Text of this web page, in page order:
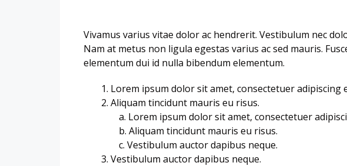
Vivamus varius vitae dolor ac hendrerit. Vestibulum nec
Nam at metus non ligula egestas varius ac sed mauris.
elementum dui id nulla bibendum elementum.
Lorem ipsum dolor sit amet, consectetuer adipiscing
Aliquam tincidunt mauris eu risus.
Lorem ipsum dolor sit amet, consectetuer
Aliquam tincidunt mauris eu risus.
Vestibulum auctor dapibus neque.
Vestibulum auctor dapibus neque.